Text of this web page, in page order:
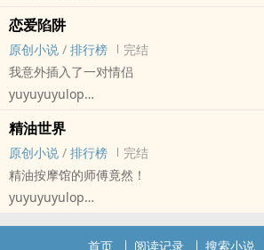
小甜饼 - 轻松 - 室友 - 日常
‌1‍‍‎v‎‍1‍‌‍
恋爱陷阱
原创小说 / 排行榜
完结
我意外插入了一对情侣
yuyuyuyulop
‍‌高‌‎H‌‍‎ - 现代 - NP - 互攻
中篇
精油世界
原创小说 / 排行榜
完结
精油按摩馆的师傅竟然！
yuyuyuyulop
HE - ‍‌高‌‎H‌‍‎ - 现代 - 轻松
首页 阅读记录 搜索小说